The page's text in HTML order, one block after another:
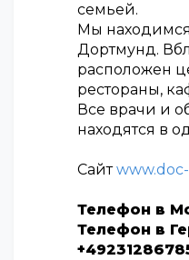
семьей.
Мы
Дортмунд.
расположен
рестораны,
Все врачи и
находятся в
Сайт
Телефон в
Телефон в